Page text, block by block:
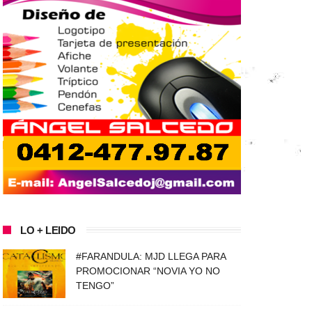
LO + LEIDO
#FARANDULA: MJD LLEGA PARA
PROMOCIONAR “NOVIA YO NO
TENGO”